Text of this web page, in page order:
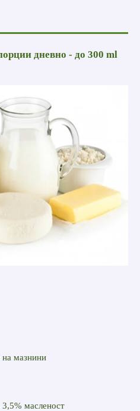
дневно - до 300 ml
мазнини
масленост